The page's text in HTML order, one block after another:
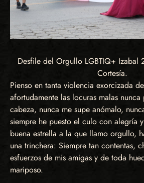
Desfile del Orgullo LGBTIQ+
Cortesía.
Pienso en tanta violencia exorcizada
afortudamente las locuras malas nunca
cabeza, nunca me supe anómalo,
siempre he puesto el culo con alegría
buena estrella a la que llamo orgullo,
una trinchera: Siempre tan contentas,
esfuerzos de mis amigas y de toda
mariposo.